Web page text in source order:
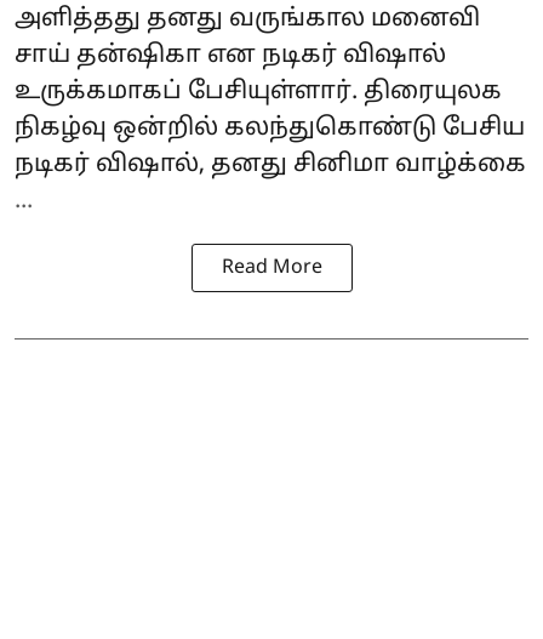
அளித்தது தனது வருங்கால மனைவி
சாய் தன்ஷிகா என நடிகர் விஷால்
உருக்கமாகப் பேசியுள்ளார். திரையுலக
நிகழ்வு ஒன்றில் கலந்துகொண்டு பேசிய
நடிகர் விஷால், தனது சினிமா வாழ்க்கை
...
Read More